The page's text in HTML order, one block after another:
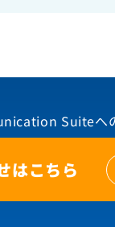
Suiteへ
はこちら